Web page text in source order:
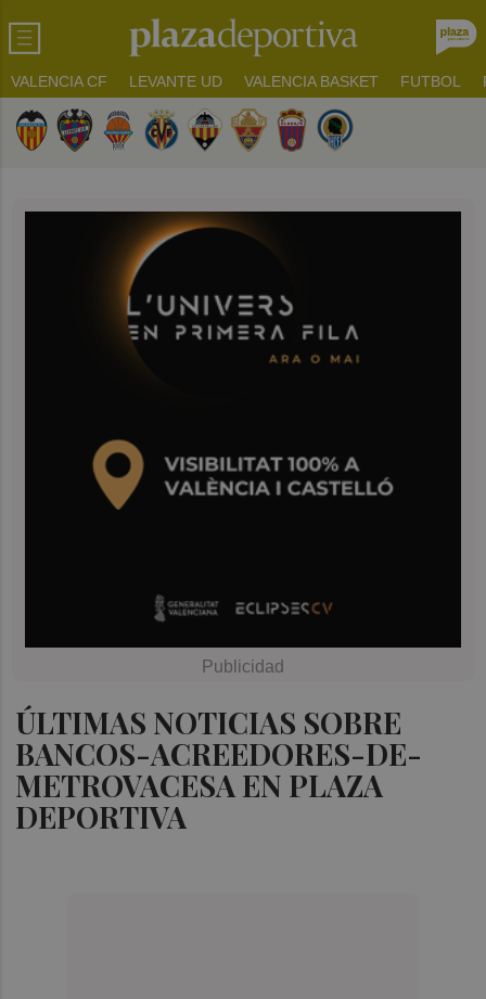
VALENCIA CF LEVANTE UD VALENCIA BASKET FUTBOL
ÚLTIMAS NOTICIAS SOBRE
BANCOS-ACREEDORES-DE-
METROVACESA EN PLAZA
DEPORTIVA